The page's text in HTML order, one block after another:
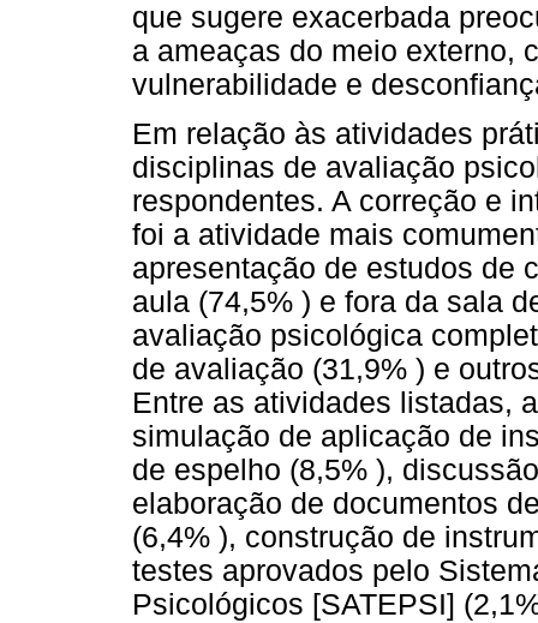
que sugere exacerbada
a ameaças do meio externo,
vulnerabilidade e
Em relação às atividades
disciplinas de avaliação
respondentes. A correção e
foi a atividade mais
apresentação de estudos de
aula (74,5% ) e fora da sala
avaliação psicológica
de avaliação (31,9% ) e
Entre as atividades listadas,
simulação de aplicação de
de espelho (8,5% ),
elaboração de documentos
(6,4% ), construção de
testes aprovados pelo
Psicológicos [SATEPSI]